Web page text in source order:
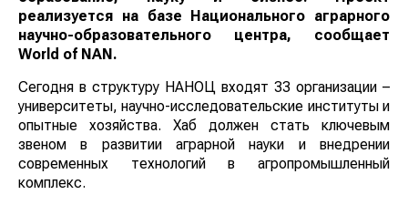
реализуется на базе Национального аграрного
научно-образовательного центра, сообщает
World of NAN.
Сегодня в структуру НАНОЦ входят 33 организации –
университеты, научно-исследовательские институты и
опытные хозяйства. Хаб должен стать ключевым
звеном в развитии аграрной науки и внедрении
современных технологий в агропромышленный
комплекс.